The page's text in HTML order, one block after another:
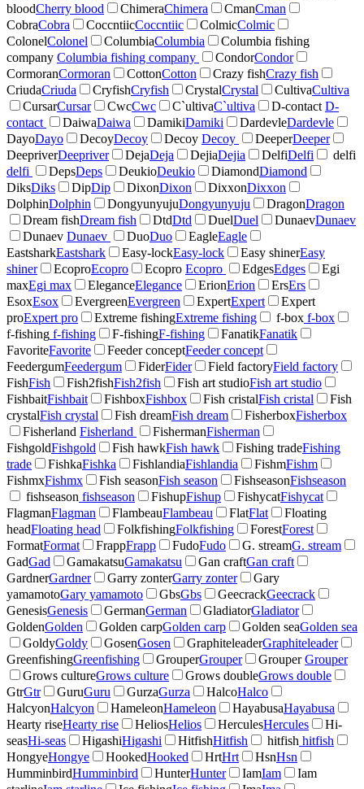
bloodCherry blood ChimeraChimera CmanCman
CobraCobra CoccntiicCoccntiic ColmicColmic
ColonelColonel ColumbiaColumbia
Columbia fishing
company Columbia fishing company CondorCondor
CormoranCormoran CottonCotton Crazy fishCrazy fish
CriudaCriuda CryfishCryfish CrystalCrystal CultivaCultiva
CursarCursar CwcCwc C`ultivaC`ultiva D-contact D-
contact
DaiwaDaiwa DamikiDamiki DardevleDardevle
DayoDayo DecoyDecoy Decoy Decoy DeeperDeeper
DeepriverDeepriver DejaDeja DejiaDejia DelfiDelfi
delfi
delfi
DepsDeps DeukioDeukio DiamondDiamond
DiksDiks DipDip DixonDixon DixxonDixxon
DolphinDolphin DongyunyujuDongyunyuju DragonDragon
Dream fishDream fish DtdDtd DuelDuel DunaevDunaev
Dunaev Dunaev DuoDuo EagleEagle
EastsharkEastshark Easy-lockEasy-lock Easy shinerEasy
shiner
EcoproEcopro Ecopro Ecopro EdgesEdges
Egi
maxEgi max EleganceElegance ErionErion ErsErs
EsoxEsox EvergreenEvergreen ExpertExpert
Expert
proExpert pro Extreme fishingExtreme fishing f-box f-box
f-fishing f-fishing F-fishingF-fishing FanatikFanatik
FavoriteFavorite Feeder conceptFeeder concept
FeedergumFeedergum FiderFider Field factoryField factory
FishFish Fish2fishFish2fish Fish art studioFish art studio
FishbaitFishbait FishboxFishbox Fish cristalFish cristal
Fish
crystalFish crystal Fish dreamFish dream FisherboxFisherbox
Fisherland Fisherland FishermanFisherman
FishgoldFishgold Fish hawkFish hawk Fishing tradeFishing
trade
FishkaFishka FishlandiaFishlandia FishmFishm
FishmxFishmx Fish seasonFish season FishseasonFishseason
fishseason fishseason FishupFishup FishycatFishycat
FlagmanFlagman FlambeauFlambeau FlatFlat
Floating
headFloating head FolkfishingFolkfishing ForestForest
FormatFormat FrappFrapp FudoFudo G. streamG. stream
GadGad GamakatsuGamakatsu Gan craftGan craft
GardnerGardner Garry zonterGarry zonter
Gary
yamamotoGary yamamoto GbsGbs GeecrackGeecrack
GenesisGenesis GermanGerman GladiatorGladiator
GoldenGolden Golden carpGolden carp Golden seaGolden sea
GoldyGoldy GosenGosen GraphiteleaderGraphiteleader
GreenfishingGreenfishing GrouperGrouper GrouperGrouper
Grows cultureGrows culture Grows doubleGrows double
GtrGtr GuruGuru GurzaGurza HalcoHalco
HalcyonHalcyon HameleonHameleon HayabusaHayabusa
Hearty riseHearty rise HeliosHelios HerculesHercules
Hi-
seasHi-seas HigashiHigashi HitfishHitfish hitfish hitfish
HongyeHongye HookedHooked HrtHrt HsnHsn
HumminbirdHumminbird HunterHunter IamIam
Iam